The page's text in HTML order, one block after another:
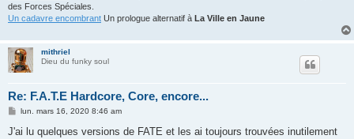
des Forces Spéciales.
Un cadavre encombrant Un prologue alternatif à La Ville en Jaune
mithriel
Dieu du funky soul
Re: F.A.T.E Hardcore, Core, encore...
M
s
lun. mars 16, 2020 8:46 am
J'ai lu quelques versions de FATE et les ai toujours trouvées inutilement